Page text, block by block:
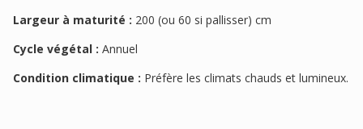
Largeur à maturité : 200 (ou 60 si pallisser) cm
Cycle végétal : Annuel
Condition climatique : Préfère les climats chauds et lumineux.